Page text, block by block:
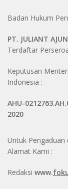
Badan Hukum
PT. JULIANT
Terdaftar
Keputusan
Indonesia :
AHU-
2020
Untuk Pengaduan
Alamat Kami :
Redaksi www.